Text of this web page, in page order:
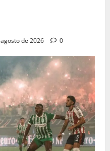
de 2026 0